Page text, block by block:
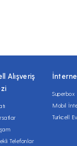
Alışveriş
Telefonlar
Superbox
Mobil
Turkcell